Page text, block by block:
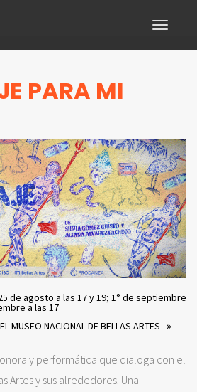
Toggle
PARA MI
de agosto a las 17 y 19; 1° de septiembre
a las 17
MUSEO NACIONAL DE BELLAS ARTES
y performática que dialoga con el
Artes y sus alrededores. Una